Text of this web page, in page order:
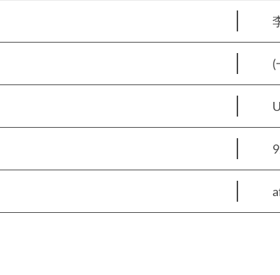
(